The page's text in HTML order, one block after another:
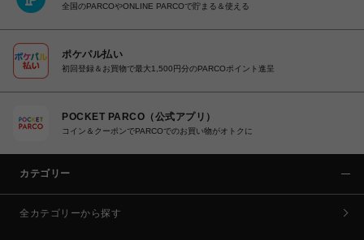
全国のPARCOやONLINE PARCOで貯まる＆使える
ポケパル払い
初回登録＆お買物で最大1,500円分のPARCOポイント進呈
POCKET PARCO（公式アプリ）
コイン＆クーポンでPARCOでのお買い物がオトクに
カテゴリー
全カテゴリーから探す